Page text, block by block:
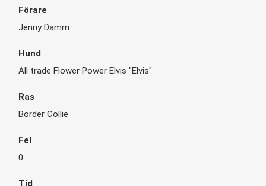
Jenny Damm
All trade Flower Power Elvis "Elvis"
Border Collie
0